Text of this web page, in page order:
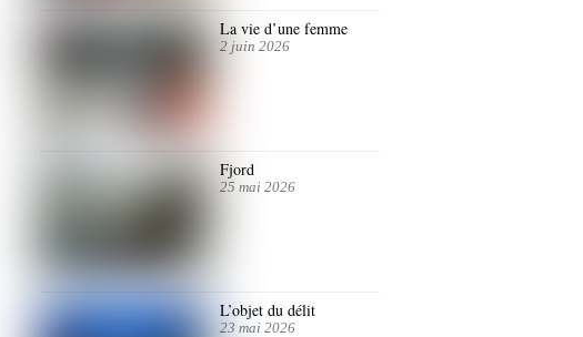
La vie d’une femme
2 juin 2026
Fjord
25 mai 2026
L’objet du délit
23 mai 2026